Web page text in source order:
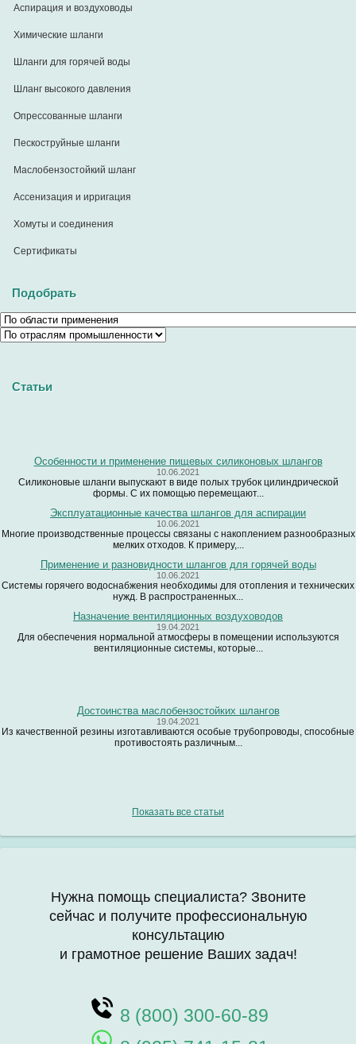
Аспирация и воздуховоды
Химические шланги
Шланги для горячей воды
Шланг высокого давления
Опрессованные шланги
Пескоструйные шланги
Маслобензостойкий шланг
Ассенизация и ирригация
Хомуты и соединения
Сертификаты
Подобрать
Статьи
Особенности и применение пищевых силиконовых шлангов
10.06.2021
Силиконовые шланги выпускают в виде полых трубок цилиндрической
формы. С их помощью перемещают...
Эксплуатационные качества шлангов для аспирации
10.06.2021
Многие производственные процессы связаны с накоплением разнообразных
мелких отходов. К примеру,...
Применение и разновидности шлангов для горячей воды
10.06.2021
Системы горячего водоснабжения необходимы для отопления и технических
нужд. В распространенных...
Назначение вентиляционных воздуховодов
19.04.2021
Для обеспечения нормальной атмосферы в помещении используются
вентиляционные системы, которые...
Достоинства маслобензостойких шлангов
19.04.2021
Из качественной резины изготавливаются особые трубопроводы, способные
противостоять различным...
Показать все статьи
Нужна помощь специалиста? Звоните
сейчас и получите профессиональную
консультацию
и грамотное решение Ваших задач!
8 (800) 300-60-89